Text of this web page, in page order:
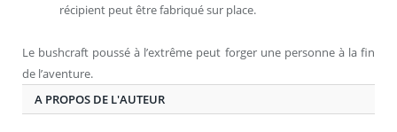
récipient peut être fabriqué sur place.
Le bushcraft poussé à l’extrême peut forger une personne à la fin
de l’aventure.
A PROPOS DE L'AUTEUR